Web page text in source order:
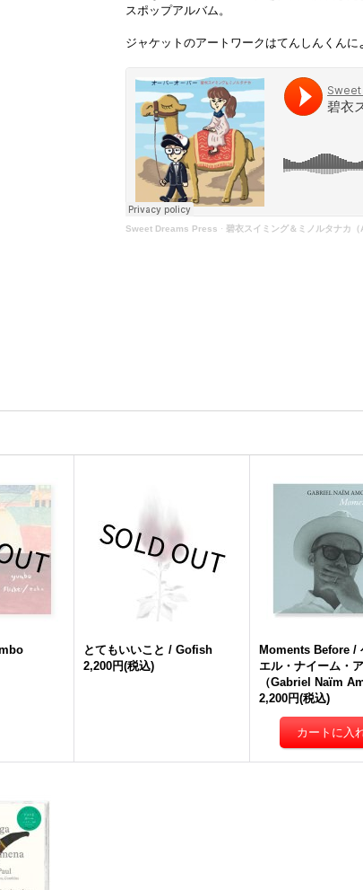
スポップアルバム。
ジャケットのアートワークはてんしんくんに
Sweet Dreams Press · 碧衣スイミング＆ミノルタナカ
とてもいいこと / Gofish
2,200円(税込)
Moments Before /
エル・ナイーム・
（Gabriel Naïm
2,200円(税込)